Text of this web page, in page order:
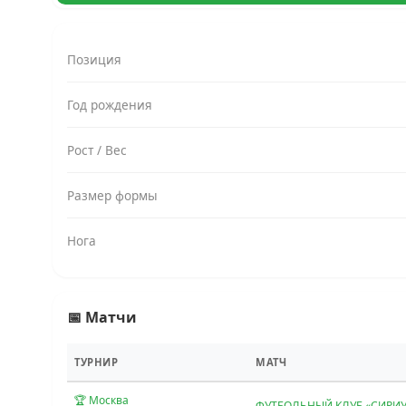
Позиция
Год рождения
Рост / Вес
Размер формы
Нога
📅 Матчи
ТУРНИР МАТЧ
🏆 Москва